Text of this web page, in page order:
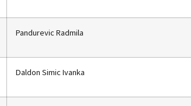
Pandurevic Radmila
Daldon Simic Ivanka